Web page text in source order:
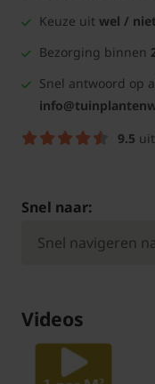
Keuze uit wel /
Bezorging binnen
Snel antwoord op
9.5 uit
Snel naar:
Videos